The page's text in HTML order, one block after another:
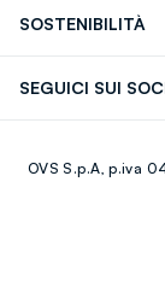
Giftcard
SOSTENIBILITÀ
SEGUICI SUI
Youtube
OVS S.p.A, p.iva